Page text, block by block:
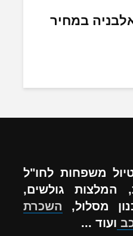
במחיר
משפחות לחו"ל
המלצות גולשים,
מסלול, השכרת
ועוד ...